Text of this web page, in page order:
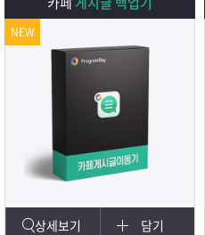
상세보기 담기
NEW